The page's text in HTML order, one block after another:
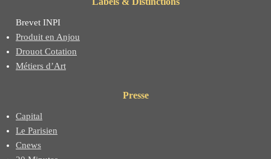
Brevet INPI
Produit en Anjou
Drouot Cotation
Métiers d’Art
Presse
Capital
Le Parisien
Cnews